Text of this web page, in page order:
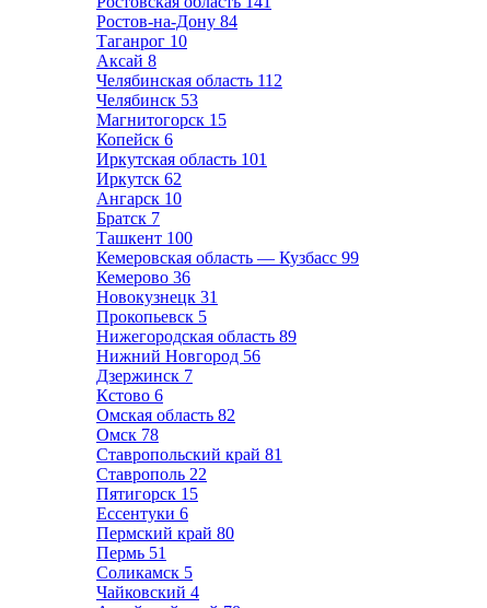
Ростов-на-Дону 84
Таганрог 10
Аксай 8
Челябинская область 112
Челябинск 53
Магнитогорск 15
Копейск 6
Иркутская область 101
Иркутск 62
Ангарск 10
Братск 7
Ташкент 100
Кемеровская область — Кузбасс 99
Кемерово 36
Новокузнецк 31
Прокопьевск 5
Нижегородская область 89
Нижний Новгород 56
Дзержинск 7
Кстово 6
Омская область 82
Омск 78
Ставропольский край 81
Ставрополь 22
Пятигорск 15
Ессентуки 6
Пермский край 80
Пермь 51
Соликамск 5
Чайковский 4